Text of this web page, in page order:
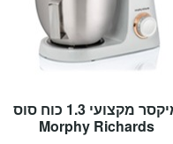
מיקסר מקצועי 1.3 כוח סוס
Morphy Richards